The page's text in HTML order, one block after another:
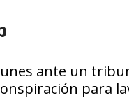
ante un
para